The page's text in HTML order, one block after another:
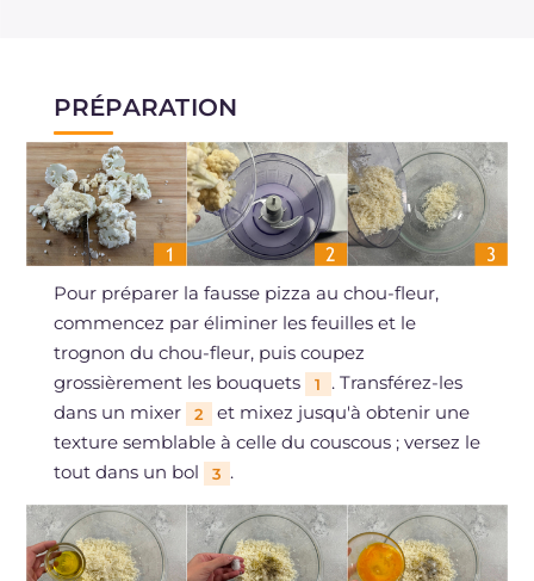
PRÉPARATION
Pour préparer la fausse pizza au chou-fleur,
commencez par éliminer les feuilles et le
trognon du chou-fleur, puis coupez
grossièrement les bouquets
1
. Transférez-les
dans un mixer
2
et mixez jusqu'à obtenir une
texture semblable à celle du couscous ; versez le
tout dans un bol
3 .